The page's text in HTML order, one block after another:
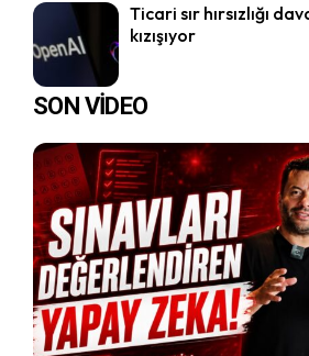
Ticari sır hırsızlığı
kızışıyor
SON VİDEO